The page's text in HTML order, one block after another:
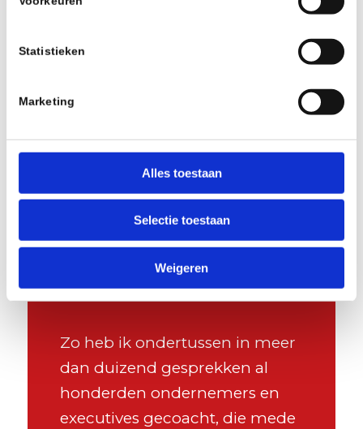
Statistieken
Marketing
Alles toestaan
Selectie toestaan
Weigeren
Klaar om je prioriteiten scherp te stellen
Samen sparren?
NEEM CONTACT OP
Zo heb ik ondertussen in meer
dan duizend gesprekken al
honderden ondernemers en
executives gecoacht, die mede